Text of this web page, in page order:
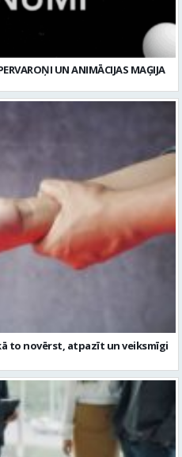
to novērst, atpazīt un veiksmīgi